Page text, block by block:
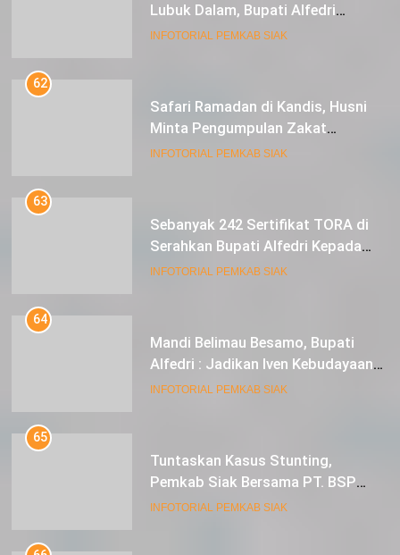
Lubuk Dalam, Bupati Alfedri
Mengingatkan Masyarakat
INFOTORIAL PEMKAB SIAK
62
Safari Ramadan di Kandis, Husni
Minta Pengumpulan Zakat
Meningkat
INFOTORIAL PEMKAB SIAK
63
Sebanyak 242 Sertifikat TORA di
Serahkan Bupati Alfedri Kepada
Masyarakat Kerinci Kiri
INFOTORIAL PEMKAB SIAK
64
Mandi Belimau Besamo, Bupati
Alfedri : Jadikan Iven Kebudayaan
tahunan di Kabupaten Siak
INFOTORIAL PEMKAB SIAK
65
Tuntaskan Kasus Stunting,
Pemkab Siak Bersama PT. BSP
Siap Berkolaborasi
INFOTORIAL PEMKAB SIAK